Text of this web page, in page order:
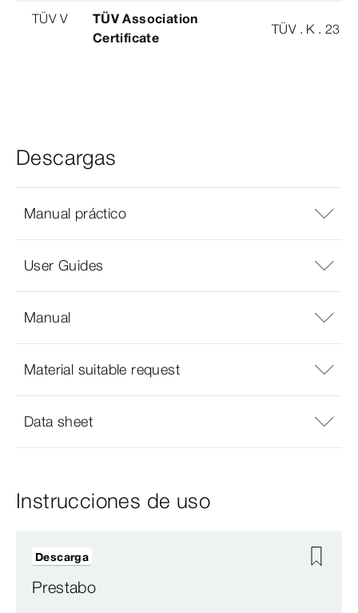
TÜV V
TÜV Association
Certificate
TÜV . K . 23 -
Descargas
Manual práctico
User Guides
Manual
Material suitable request
Data sheet
Instrucciones de uso
Prestabo
Descarga